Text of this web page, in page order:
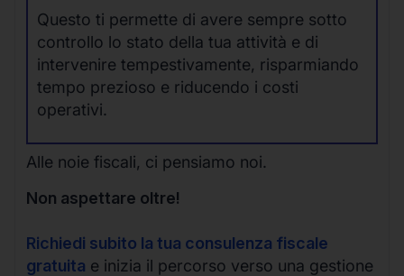
Questo ti permette di avere sempre sotto
controllo lo stato della tua attività e di
intervenire tempestivamente, risparmiando
tempo prezioso e riducendo i costi
operativi.
Alle noie fiscali, ci pensiamo noi.
Non aspettare oltre!
Richiedi subito la tua consulenza fiscale
gratuita e inizia il percorso verso una gestione